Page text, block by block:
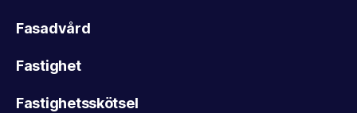
Fasadvård
Fastighet
Fastighetsskötsel